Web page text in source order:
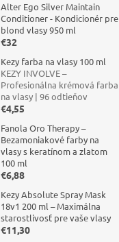
Alter Ego Silver Maintain
Conditioner - Kondicionér pre
blond vlasy 950 ml
€32
Kezy farba na vlasy 100 ml
KEZY INVOLVE –
Profesionálna krémová farba
na vlasy | 96 odtieňov
€4,55
Fanola Oro Therapy –
Bezamoniakové farby na
vlasy s keratínom a zlatom
100 ml
€6,88
Kezy Absolute Spray Mask
18v1 200 ml – Maximálna
starostlivosť pre vaše vlasy
€11,30